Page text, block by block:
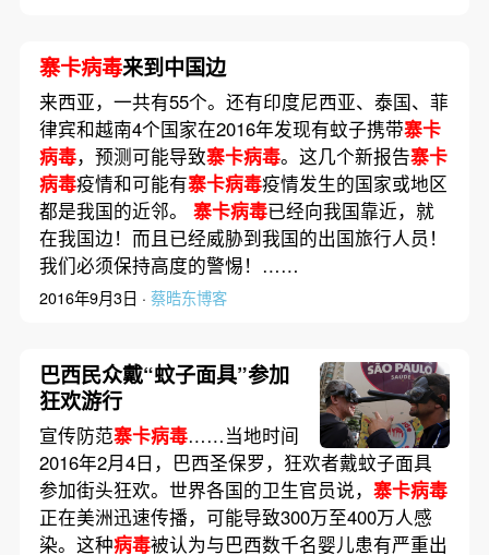
寨卡病毒来到中国边
来西亚，一共有55个。还有印度尼西亚、泰国、菲
律宾和越南4个国家在2016年发现有蚊子携带寨卡
病毒，预测可能导致寨卡病毒。这几个新报告寨卡
病毒疫情和可能有寨卡病毒疫情发生的国家或地区
都是我国的近邻。 寨卡病毒已经向我国靠近，就
在我国边！而且已经威胁到我国的出国旅行人员！
我们必须保持高度的警惕！……
2016年9月3日 · 蔡晧东博客
巴西民众戴“蚊子面具”参加
狂欢游行
宣传防范寨卡病毒……当地时间
2016年2月4日，巴西圣保罗，狂欢者戴蚊子面具
参加街头狂欢。世界各国的卫生官员说， 寨卡病毒
正在美洲迅速传播，可能导致300万至400万人感
染。这种病毒被认为与巴西数千名婴儿患有严重出